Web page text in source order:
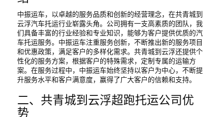
中振运车，以卓越的服务品质和创新的经营理念，在共青城到
云浮汽车托运行业崭露头角。公司拥有一支高素质的团队，我
们具备丰富的行业经验和专业知识，能够为客户提供优质的汽
车托运服务。中振运车注重服务创新，不断推出新的服务项目
和优惠政策，满足客户的多样化需求。共青城到云浮还提供个
性化的服务方案，根据客户的特殊需求，定制专属的运输方
案。在服务过程中，中振运车始终坚持以客户为中心，不断提
升服务水平和客户满意度，赢得了广大客户的信赖和支持。
二、共青城到云浮超跑托运公司优
势